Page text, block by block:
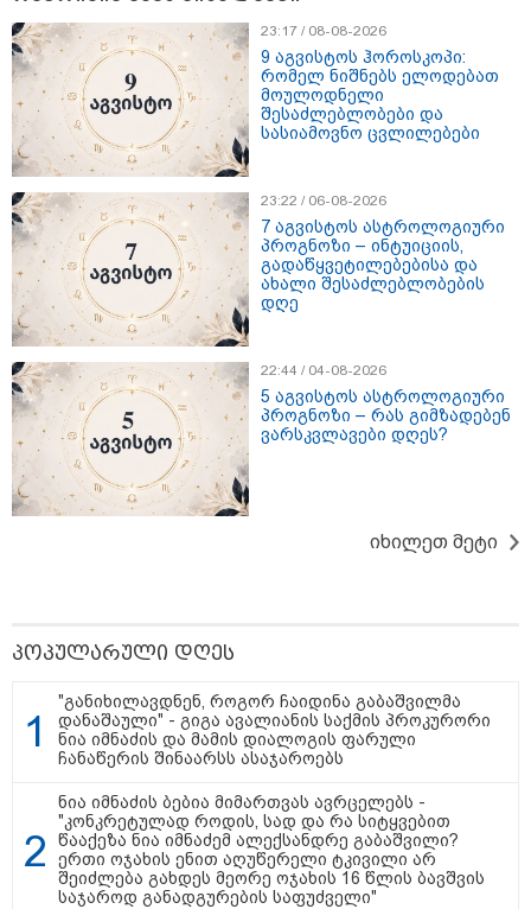
მნიშვნელოვანი ინფორმაცია
11:13 / 05-08-2026
Hisense წარმოგიდგენთ გზავნილს "ინოვაციები
უკეთესი ცხოვრებისათვის" FIFA-ს 2026 წლის
მსოფლიო ჩემპიონატზე™
15:49 / 06-08-2026
შეიძინე ალდაგის სამოგზაურო დაზღვევა და
მიიღე გაორმაგებული ინტერნეტი
საზოგადოება
23:17 / 08-08-2026
9 აგვისტოს ჰოროსკოპი:
რომელ ნიშნებს ელოდებათ
მოულოდნელი
შესაძლებლობები და
სასიამოვნო ცვლილებები
23:22 / 06-08-2026
7 აგვისტოს ასტროლოგიური
პროგნოზი – ინტუიციის,
გადაწყვეტილებებისა და
ახალი შესაძლებლობების
დღე
22:44 / 04-08-2026
5 აგვისტოს ასტროლოგიური
პროგნოზი – რას გიმზადებენ
ვარსკვლავები დღეს?
იხილეთ მეტი
პოპულარული დღეს
"განიხილავდნენ, როგორ ჩაიდინა გაბაშვილმა
დანაშაული" - გიგა ავალიანის საქმის პროკურორი
ნია იმნაძის და მამის დიალოგის ფარული
ჩანაწერის შინაარსს ასაჯაროებს
ნია იმნაძის ბებია მიმართვას ავრცელებს -
"კონკრეტულად როდის, სად და რა სიტყვებით
წააქეზა ნია იმნაძემ ალექსანდრე გაბაშვილი?
ერთი ოჯახის ენით აღუწერელი ტკივილი არ
შეიძლება გახდეს მეორე ოჯახის 16 წლის ბავშვის
საჯაროდ განადგურების საფუძველი"